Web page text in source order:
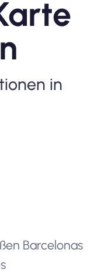
in
Barcelonas